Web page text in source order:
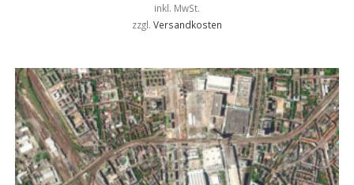
inkl. MwSt.
zzgl. Versandkosten